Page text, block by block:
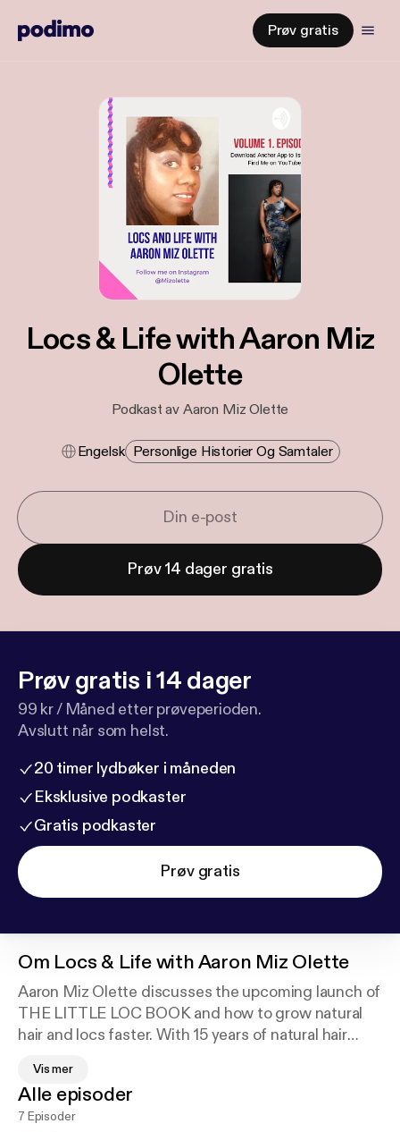
Prøv gratis
Locs & Life with Aaron Miz
Olette
Podkast av Aaron Miz Olette
Engelsk Personlige Historier Og Samtaler
Prøv 14 dager gratis
Prøv gratis i 14 dager
99 kr / Måned etter prøveperioden.
Avslutt når som helst.
20 timer lydbøker i måneden
Eksklusive podkaster
Gratis podkaster
Prøv gratis
Om Locs & Life with Aaron Miz Olette
Aaron Miz Olette discusses the upcoming launch of
THE LITTLE LOC BOOK and how to grow natural
hair and locs faster. With 15 years of natural hair
She also discusses relationship topics with toxic
people, how to guard your heart, heal, nutrition, self
love and respect.
Vis mer
Alle episoder
7 Episoder